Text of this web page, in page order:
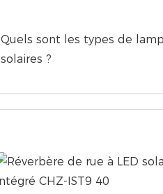
Quels sont les types de
solaires ?